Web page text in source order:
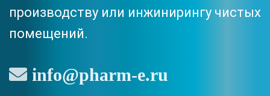
производству или инжинирингу чистых
помещений.
info@pharm-e.ru